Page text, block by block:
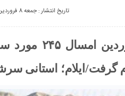
تاریخ انتشار : جمعه 8 فروردین 1399 - 16:22
از ابتدای
گرفت/ایلام؛ استانی